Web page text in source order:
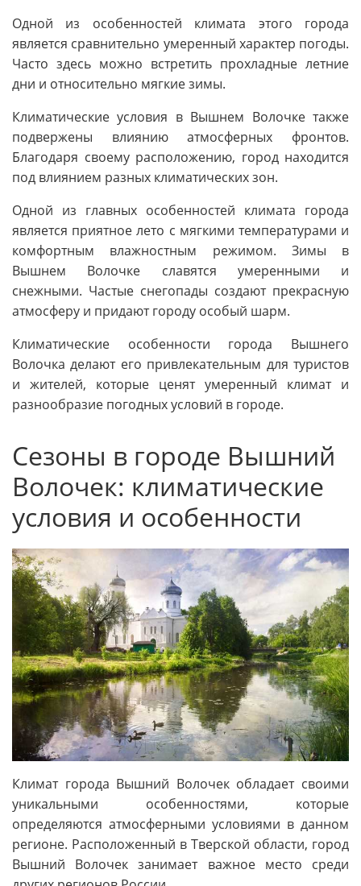
Одной из особенностей климата этого города
является сравнительно умеренный характер погоды.
Часто здесь можно встретить прохладные летние
дни и относительно мягкие зимы.
Климатические условия в Вышнем Волочке также
подвержены влиянию атмосферных фронтов.
Благодаря своему расположению, город находится
под влиянием разных климатических зон.
Одной из главных особенностей климата города
является приятное лето с мягкими температурами и
комфортным влажностным режимом. Зимы в
Вышнем Волочке славятся умеренными и
снежными. Частые снегопады создают прекрасную
атмосферу и придают городу особый шарм.
Климатические особенности города Вышнего
Волочка делают его привлекательным для туристов
и жителей, которые ценят умеренный климат и
разнообразие погодных условий в городе.
Сезоны в городе Вышний
Волочек: климатические
условия и особенности
Климат города Вышний Волочек обладает своими
уникальными особенностями, которые
определяются атмосферными условиями в данном
регионе. Расположенный в Тверской области, город
Вышний Волочек занимает важное место среди